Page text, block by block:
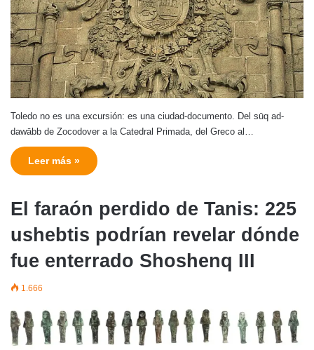
Toledo no es una excursión: es una ciudad-documento. Del sūq ad-
dawābb de Zocodover a la Catedral Primada, del Greco al…
Leer más »
El faraón perdido de Tanis: 225
ushebtis podrían revelar dónde
fue enterrado Shoshenq III
1.666